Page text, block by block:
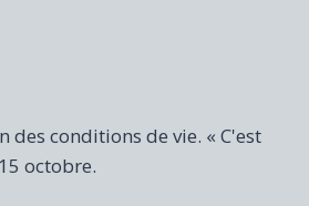
conditions de vie. « C'est
octobre.